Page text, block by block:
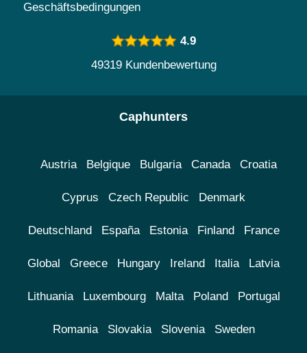
Geschäftsbedingungen
4.9
49319 Kundenbewertung
Caphunters
Austria Belgique Bulgaria Canada Croatia
Cyprus Czech Republic Denmark
Deutschland España Estonia Finland France
Global Greece Hungary Ireland Italia Latvia
Lithuania Luxembourg Malta Poland Portugal
Romania Slovakia Slovenia Sweden